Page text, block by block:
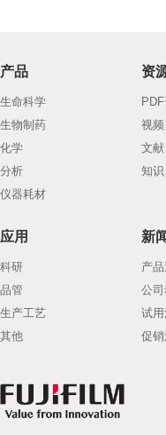
产品
生命科学
生物制药
化学
分析
仪器耗材
资
视频
文献
知识
应用
科研
品管
生产工艺
其他
新
产
公
试
促